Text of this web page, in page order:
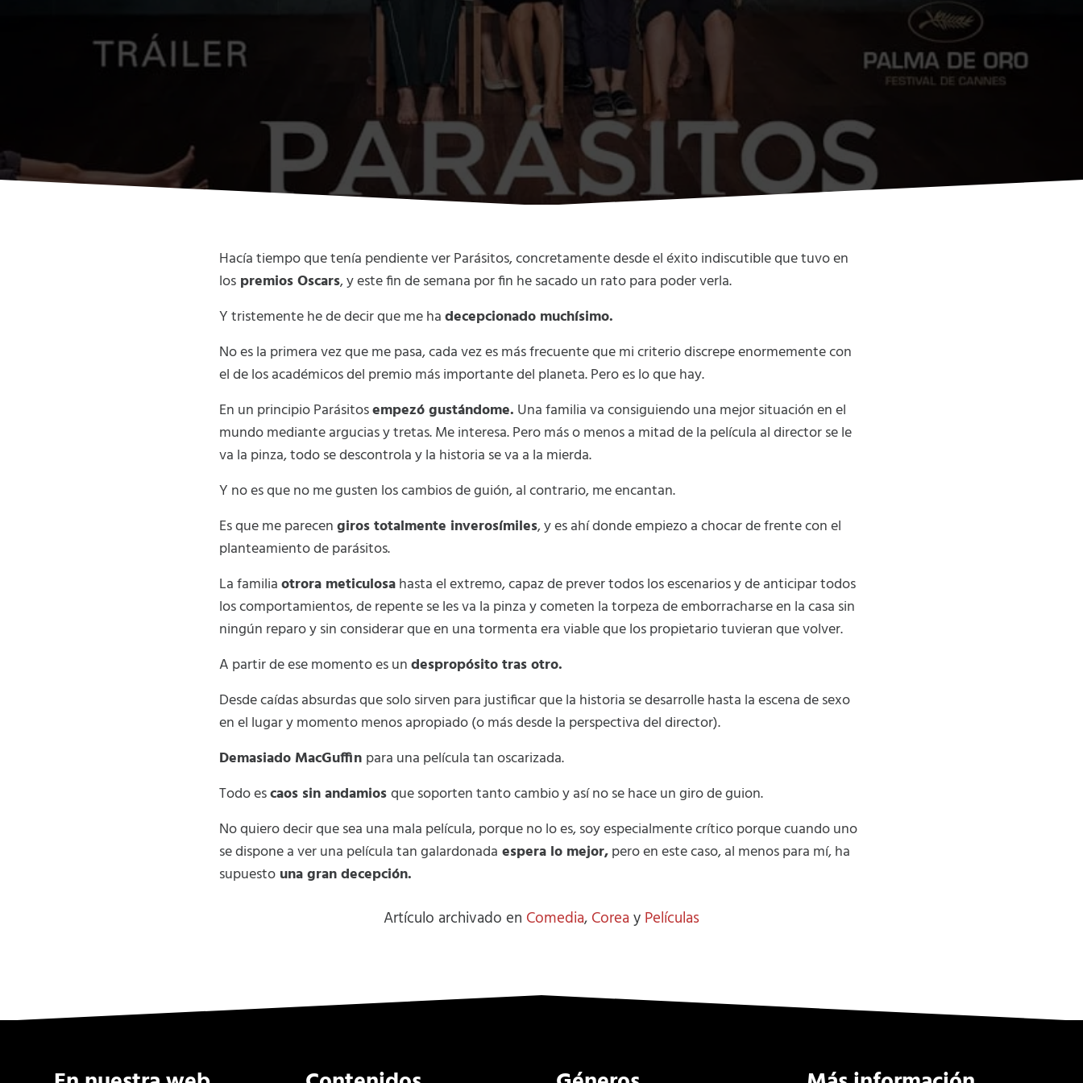
Hacía tiempo que tenía pendiente ver Parásitos, concretamente desde el éxito indiscutible que tuvo en
los premios Oscars, y este fin de semana por fin he sacado un rato para poder verla.
Y tristemente he de decir que me hadecepcionado muchísimo.
No es la primera vez que me pasa, cada vez es más frecuente que mi criterio discrepe enormemente con
el de los académicos del premio más importante del planeta. Pero es lo que hay.
En un principio Parásitosempezó gustándome. Una familia va consiguiendo una mejor situación en el
mundo mediante argucias y tretas. Me interesa. Pero más o menos a mitad de la película al director se le
va la pinza, todo se descontrola y la historia se va a la mierda.
Y no es que no me gusten los cambios de guión, al contrario, me encantan.
Es que me parecengiros totalmente inverosímiles, y es ahí donde empiezo a chocar de frente con el
planteamiento de parásitos.
La familiaotrora meticulosahasta el extremo, capaz de prever todos los escenarios y de anticipar todos
los comportamientos, de repente se les va la pinza y cometen la torpeza de emborracharse en la casa sin
ningún reparo y sin considerar que en una tormenta era viable que los propietario tuvieran que volver.
A partir de ese momento es undespropósito tras otro.
Desde caídas absurdas que solo sirven para justificar que la historia se desarrolle hasta la escena de sexo
en el lugar y momento menos apropiado (o más desde la perspectiva del director).
Demasiado MacGuffin para una película tan oscarizada.
Todo escaos sin andamiosque soporten tanto cambio y así no se hace un giro de guion.
No quiero decir que sea una mala película, porque no lo es, soy especialmente crítico porque cuando uno
se dispone a ver una película tan galardonada espera lo mejor,pero en este caso, al menos para mí, ha
supuesto una gran decepción.
Artículo archivado en Comedia, Corea y Películas